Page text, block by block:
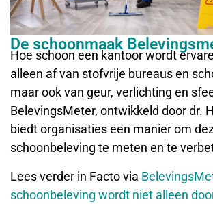
De schoonmaak
Hoe schoon een kantoor wordt
alleen af van stofvrije bureaus en
maar ook van geur, verlichting en
BelevingsMeter, ontwikkeld door dr.
biedt organisaties een manier om
schoonbeleving te meten en te
Lees verder in Facto via
schoonbeleving wordt niet alleen